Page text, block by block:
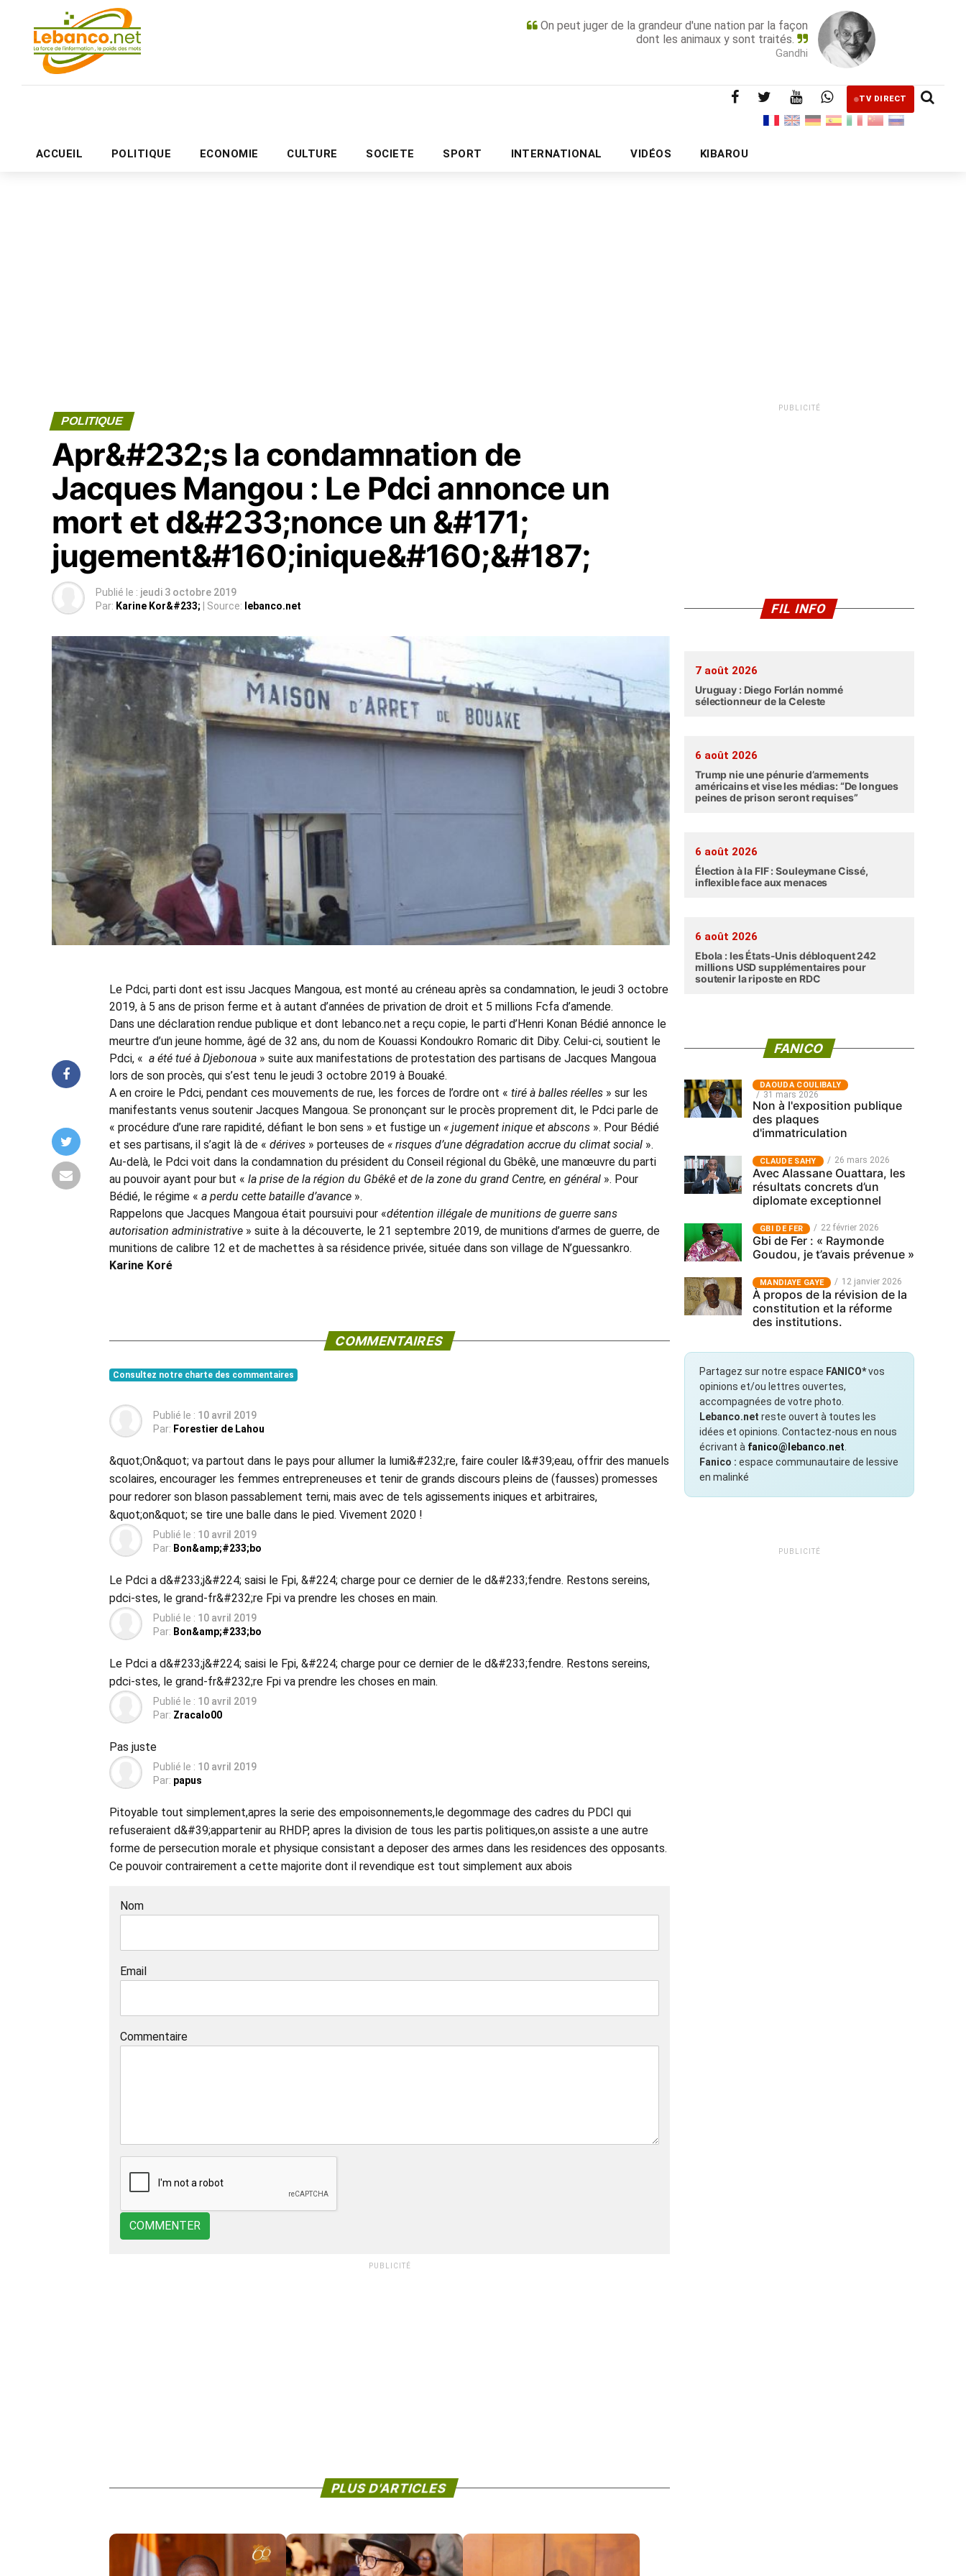
On peut juger de la grandeur d'une nation par la façon
dont les animaux y sont traités.
Gandhi
TV DIRECT
ACCUEIL POLITIQUE ECONOMIE CULTURE SOCIETE SPORT INTERNATIONAL VIDÉOS KIBAROU
PUBLICITÉ
POLITIQUE
Apr&#232;s la condamnation de
Jacques Mangou : Le Pdci annonce un
mort et d&#233;nonce un &#171;
jugement&#160;inique&#160;&#187;
Publié le : jeudi 3 octobre 2019
Par: Karine Kor&#233; | Source: lebanco.net
Le Pdci, parti dont est issu Jacques Mangoua, est monté au créneau après sa condamnation, le jeudi 3 octobre
2019, à 5 ans de prison ferme et à autant d’années de privation de droit et 5 millions Fcfa d’amende.
Dans une déclaration rendue publique et dont lebanco.net a reçu copie, le parti d’Henri Konan Bédié annonce le
meurtre d’un jeune homme, âgé de 32 ans, du nom de Kouassi Kondoukro Romaric dit Diby. Celui-ci, soutient le
Pdci, « a été tué à Djebonoua » suite aux manifestations de protestation des partisans de Jacques Mangoua
lors de son procès, qui s’est tenu le jeudi 3 octobre 2019 à Bouaké.
A en croire le Pdci, pendant ces mouvements de rue, les forces de l’ordre ont « tiré à balles réelles » sur les
manifestants venus soutenir Jacques Mangoua. Se prononçant sur le procès proprement dit, le Pdci parle de
« procédure d’une rare rapidité, défiant le bon sens » et fustige un « jugement inique et abscons ». Pour Bédié
et ses partisans, il s’agit là de « dérives » porteuses de « risques d’une dégradation accrue du climat social ».
Au-delà, le Pdci voit dans la condamnation du président du Conseil régional du Gbêkê, une manœuvre du parti
au pouvoir ayant pour but « la prise de la région du Gbêkê et de la zone du grand Centre, en général ». Pour
Bédié, le régime « a perdu cette bataille d’avance ».
Rappelons que Jacques Mangoua était poursuivi pour «détention illégale de munitions de guerre sans
autorisation administrative » suite à la découverte, le 21 septembre 2019, de munitions d’armes de guerre, de
munitions de calibre 12 et de machettes à sa résidence privée, située dans son village de N’guessankro.
Karine Koré
COMMENTAIRES
Consultez notre charte des commentaires
Publié le : 10 avril 2019
Par: Forestier de Lahou
&quot;On&quot; va partout dans le pays pour allumer la lumi&#232;re, faire couler l&#39;eau, offrir des manuels
scolaires, encourager les femmes entrepreneuses et tenir de grands discours pleins de (fausses) promesses
pour redorer son blason passablement terni, mais avec de tels agissements iniques et arbitraires,
&quot;on&quot; se tire une balle dans le pied. Vivement 2020 !
Publié le : 10 avril 2019
Par: Bon&amp;#233;bo
Le Pdci a d&#233;j&#224; saisi le Fpi, &#224; charge pour ce dernier de le d&#233;fendre. Restons sereins,
pdci-stes, le grand-fr&#232;re Fpi va prendre les choses en main.
Publié le : 10 avril 2019
Par: Bon&amp;#233;bo
Le Pdci a d&#233;j&#224; saisi le Fpi, &#224; charge pour ce dernier de le d&#233;fendre. Restons sereins,
pdci-stes, le grand-fr&#232;re Fpi va prendre les choses en main.
Publié le : 10 avril 2019
Par: Zracalo00
Pas juste
Publié le : 10 avril 2019
Par: papus
Pitoyable tout simplement,apres la serie des empoisonnements,le degommage des cadres du PDCI qui
refuseraient d&#39;appartenir au RHDP, apres la division de tous les partis politiques,on assiste a une autre
forme de persecution morale et physique consistant a deposer des armes dans les residences des opposants.
Ce pouvoir contrairement a cette majorite dont il revendique est tout simplement aux abois
Nom
Email
Commentaire
COMMENTER
PUBLICITÉ
PLUS D'ARTICLES
PUBLICITÉ
FIL INFO
7 août 2026
Uruguay : Diego Forlán nommé
sélectionneur de la Celeste
6 août 2026
Trump nie une pénurie d’armements
américains et vise les médias: “De longues
peines de prison seront requises”
6 août 2026
Élection à la FIF : Souleymane Cissé,
inflexible face aux menaces
6 août 2026
Ebola : les États-Unis débloquent 242
millions USD supplémentaires pour
soutenir la riposte en RDC
FANICO
‎DAOUDA COULIBALY
31 mars 2026
Non à l'exposition publique
des plaques
d'immatriculation
CLAUDE SAHY 26 mars 2026
Avec Alassane Ouattara, les
résultats concrets d’un
diplomate exceptionnel
GBI DE FER 22 février 2026
Gbi de Fer : « Raymonde
Goudou, je t’avais prévenue »
MANDIAYE GAYE 12 janvier 2026
À propos de la révision de la
constitution et la réforme
des institutions.
Partagez sur notre espace FANICO*vos
opinions et/ou lettres ouvertes,
accompagnées de votre photo.
Lebanco.net reste ouvert à toutes les
idées et opinions. Contactez-nous en nous
écrivant à fanico@lebanco.net
Fanico : espace communautaire de lessive
en malinké
PUBLICITÉ